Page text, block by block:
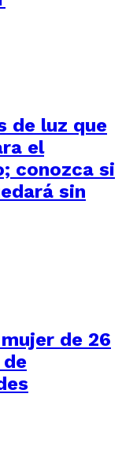
de luz que
el
conozca si
sin
de 26
de